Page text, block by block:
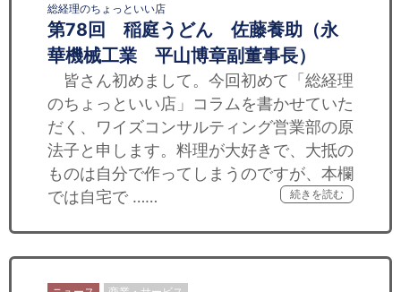
総経理のちょっといい店
第78回 稲庭うどん 佐藤養助（永
華機械工業 平山博章副董事長）
皆さん初めまして。今回初めて「総経理
のちょっといい店」コラムを書かせていた
だく、ワイズコンサルティング営業部の原
法子と申します。料理が大好きで、大抵の
ものは自分で作ってしまうのですが、本欄
では自宅で ……
続きを読む